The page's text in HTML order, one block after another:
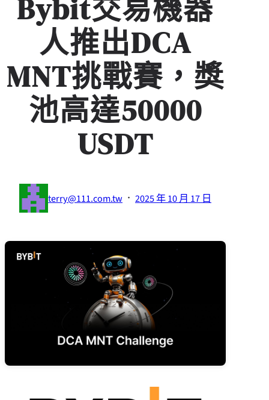
Bybit交易機器
人推出DCA
MNT挑戰賽，獎
池高達50000
USDT
terry@111.com.tw · 2025 年 10 月 17 日